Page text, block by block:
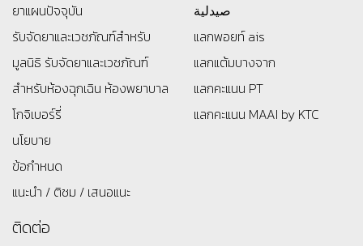
ยาแผนปัจจุบัน
รับจัดยาและเวชภัณฑ์สำหรับ
มูลนิธิ รับจัดยาและเวชภัณฑ์
สำหรับห้องฉุกเฉิน ห้องพยาบาล
โกจิเบอร์รี่
นโยบาย
ข้อกำหนด
แนะนำ / ติชม / เสนอแนะ
صيدلية
แลกพอยท์ ais
แลกแต้มบางจาก
แลกคะแนน PT
แลกคะแนน MAAI by KTC
ติดต่อ